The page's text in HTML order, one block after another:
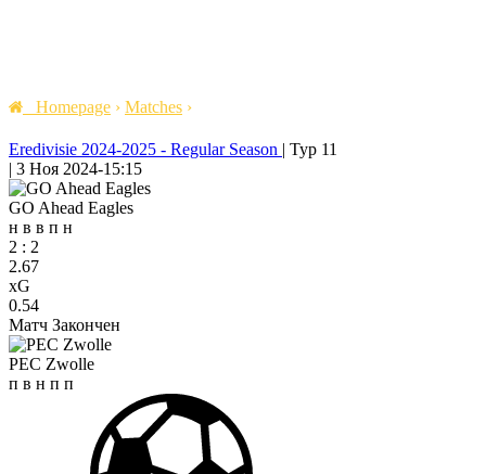
Homepage › Matches ›
Eredivisie 2024-2025 - Regular Season | Тур 11
| 3 Ноя 2024-15:15
GO Ahead Eagles
н в в п н
2 : 2
2.67
xG
0.54
Матч Закончен
PEC Zwolle
п в н п п